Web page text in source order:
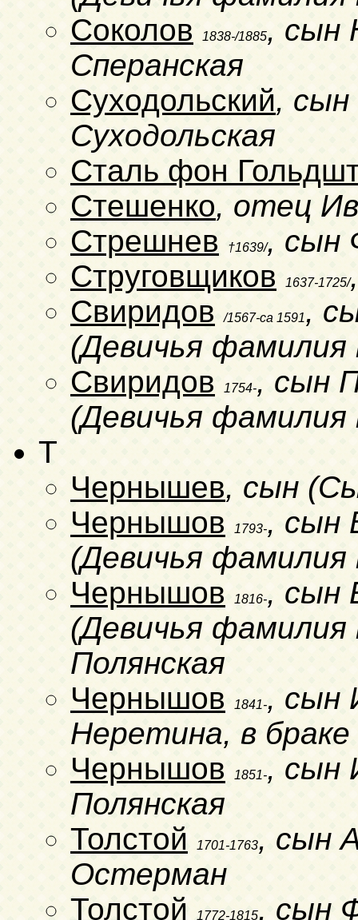
Соколов
1838-/1885, сын
Сперанская
Суходольский, сын
Суходольская
Сталь фон
Стешенко, отец
Стрешнев
†1639/, сын
Струговщиков
1637-1725/
Свиридов
/1567-ca 1591,
(Девичья фамилия
Свиридов
1754-, сын
(Девичья фамилия
T
Чернышев, сын
Чернышов
1793-, сын
(Девичья фамилия
Чернышов
1816-, сын
(Девичья фамилия
Полянская
Чернышов
1841-, сын
Неретина, в
Чернышов
1851-, сын
Полянская
Толстой
1701-1763, сын
Остерман
Толстой
1772-1815, сын